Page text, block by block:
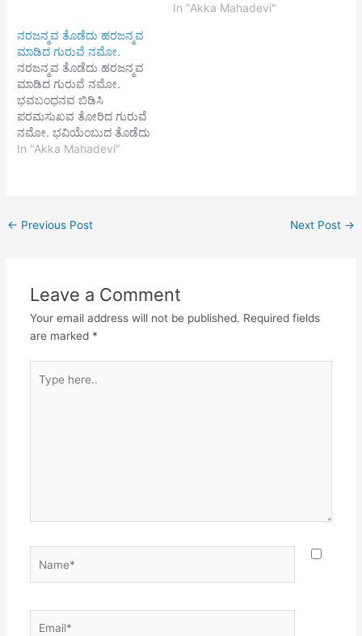
ಗುರುವರ| ಕರ್ಮ ಬಂಧ ತರಿದ
ಧೀರ ನಿನಗಿದೋ ನಮಸ್ಕಾರ||
ಚೆನ್ನಮಲ್ಲಿಕಾರ್ಜುನ ಗುರುವೆ, ಜಯ
In "Akka Mahadevi"
ನರಜನ್ಮವ ತೊಡೆದು ಹರಜನ್ಮವ
ಮಾಡಿದ ಗುರುವೆ ನಮೋ.
ನರಜನ್ಮವ ತೊಡೆದು ಹರಜನ್ಮವ
ಮಾಡಿದ ಗುರುವೆ ನಮೋ.
ಭವಬಂಧನವ ಬಿಡಿಸಿ
ಪರಮಸುಖವ ತೋರಿದ ಗುರುವೆ
ನಮೋ. ಭವಿಯೆಂಬುದ ತೊಡೆದು
ಭಕ್ತೆ ಎಂದೆನಿಸಿದ ಗುರುವೆ ನಮೋ.
In "Akka Mahadevi"
← Previous Post Next Post →
Leave a Comment
Your email address will not be published. Required fields
are marked *
here..